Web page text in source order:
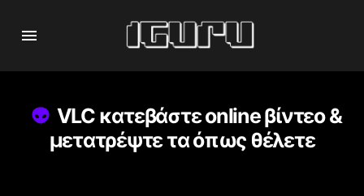
VLC κατεβάστε online βίντεο &
μετατρέψτε τα όπως θέλετε